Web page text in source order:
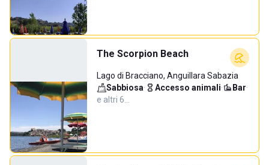
The Scorpion Beach
Lago di Bracciano, Anguillara Sabazia
Sabbiosa· Accesso animali· Bar·
e altri 6…